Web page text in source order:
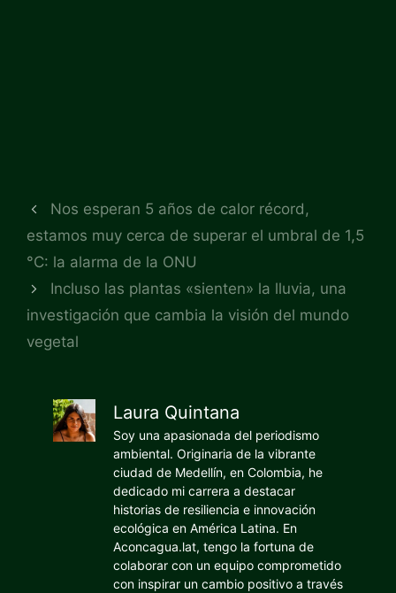
Nos esperan 5 años de calor récord,
estamos muy cerca de superar el umbral de 1,5
°C: la alarma de la ONU
Incluso las plantas «sienten» la lluvia, una
investigación que cambia la visión del mundo
vegetal
Laura Quintana
Soy una apasionada del periodismo
ambiental. Originaria de la vibrante
ciudad de Medellín, en Colombia, he
dedicado mi carrera a destacar
historias de resiliencia e innovación
ecológica en América Latina. En
Aconcagua.lat, tengo la fortuna de
colaborar con un equipo comprometido
con inspirar un cambio positivo a través